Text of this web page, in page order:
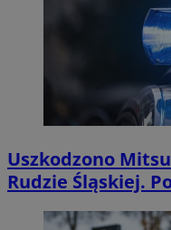
Uszkodzono
Rudzie Śląskiej.